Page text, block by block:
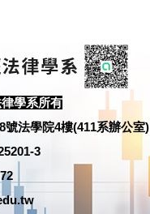
學系所有
法學院4樓(411系辦公室)
3